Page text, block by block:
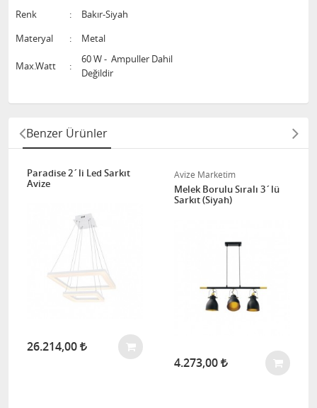
Renk
:
Bakır-Siyah
Materyal
: Metal
Max.Watt :
60 W - Ampuller Dahil
Değildir
Benzer Ürünler
Paradise 2´li Led Sarkıt
Avize
26.214,00
Avize Marketim
Melek Borulu Sıralı 3´lü
Sarkıt (Siyah)
4.273,00